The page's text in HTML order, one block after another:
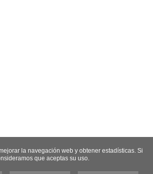
la navegación web y obtener estadísticas. Si
que aceptas su uso.